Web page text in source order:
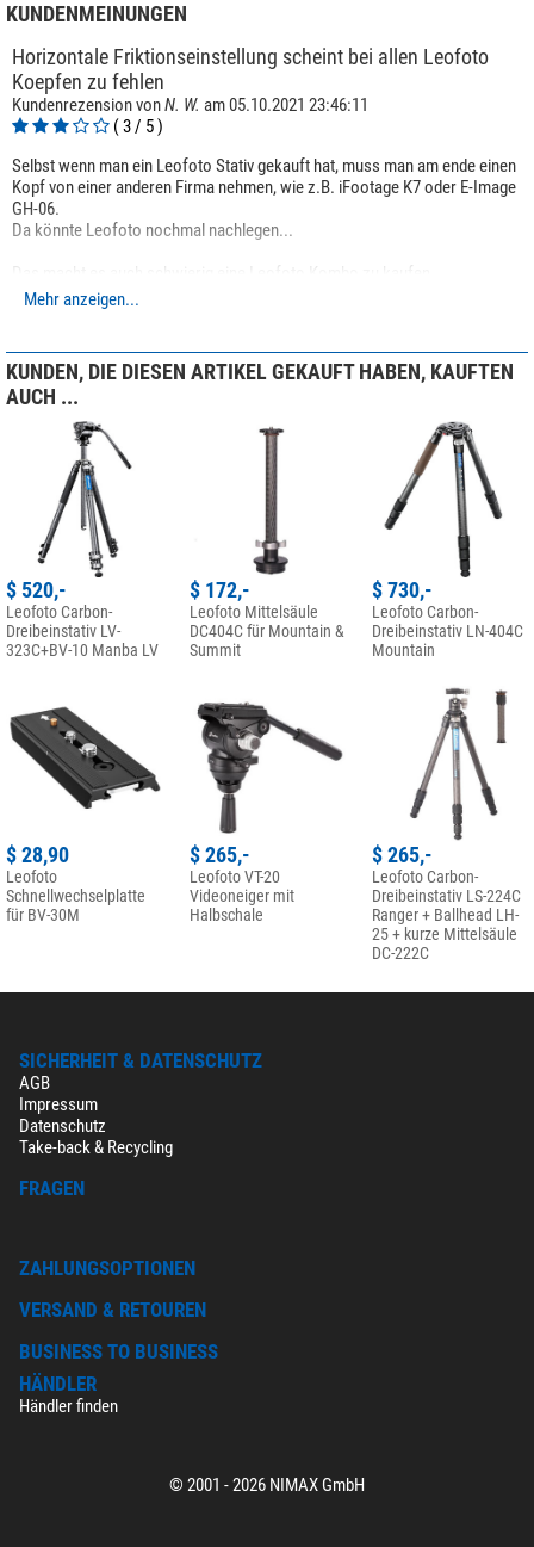
KUNDENMEINUNGEN
Horizontale Friktionseinstellung scheint bei allen Leofoto
Koepfen zu fehlen
Kundenrezension vonN. W. am 05.10.2021 23:46:11
( 3 / 5 )
Selbst wenn man ein Leofoto Stativ gekauft hat, muss man am ende einen
Kopf von einer anderen Firma nehmen, wie z.B. iFootage K7 oder E-Image
GH-06.
Da könnte Leofoto nochmal nachlegen...
Das macht es auch schwierig eine Leofoto Kombo zu kaufen.
Und wenn ich keine Friktionskontrolle bekommen kann, dann kann ich
Funktionieren gut und sind noch kleiner als alle anderen.
Bei dem ähnlich schweren Kopf kann ich beim K7 alles so kontrollieren
wie ich das möchte.
Der ist auch teurer, aber die Gewicht zur Funktion Ratio ist wichtiger als
die Geld Ratio.
Schreiben Sie Ihre eigene Rezension
Bitte wenden Sie sich hierzu an unseren Kundenservice!
Ihre Kundenmeinung hinzufügen
Mehr anzeigen...
KUNDEN, DIE DIESEN ARTIKEL GEKAUFT HABEN, KAUFTEN
AUCH ...
$ 520,-
Leofoto Carbon-
Dreibeinstativ LV-
323C+BV-10 Manba LV
$ 172,-
Leofoto Mittelsäule
DC404C für Mountain &
Summit
$ 730,-
Leofoto Carbon-
Dreibeinstativ LN-404C
Mountain
$ 28,90
Leofoto
Schnellwechselplatte
für BV-30M
$ 265,-
Leofoto VT-20
Videoneiger mit
Halbschale
$ 265,-
Leofoto Carbon-
Dreibeinstativ LS-224C
Ranger + Ballhead LH-
25 + kurze Mittelsäule
DC-222C
SICHERHEIT & DATENSCHUTZ
AGB
Impressum
Datenschutz
Take-back & Recycling
FRAGEN
ZAHLUNGSOPTIONEN
VERSAND & RETOUREN
BUSINESS TO BUSINESS
HÄNDLER
Händler finden
© 2001 - 2026 NIMAX GmbH